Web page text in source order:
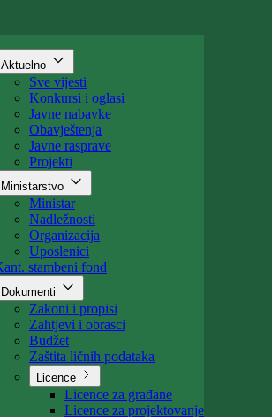
Aktuelno
Sve vijesti
Konkursi i oglasi
Javne nabavke
Obavještenja
Javne rasprave
Projekti
Ministarstvo
Ministar
Nadležnosti
Organizacija
Uposlenici
Kant. stambeni fond
Dokumenti
Zakoni i propisi
Zahtjevi i obrasci
Budžet
Zaštita ličnih podataka